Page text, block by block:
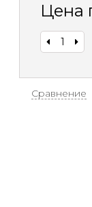
Цена
Сравнение